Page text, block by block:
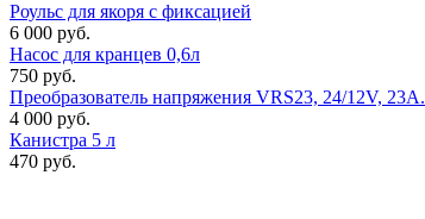
Роульс для якоря с фиксацией
6 000 руб.
Насос для кранцев 0,6л
750 руб.
Преобразователь напряжения VRS23, 24/12V, 23A.
4 000 руб.
Канистра 5 л
470 руб.